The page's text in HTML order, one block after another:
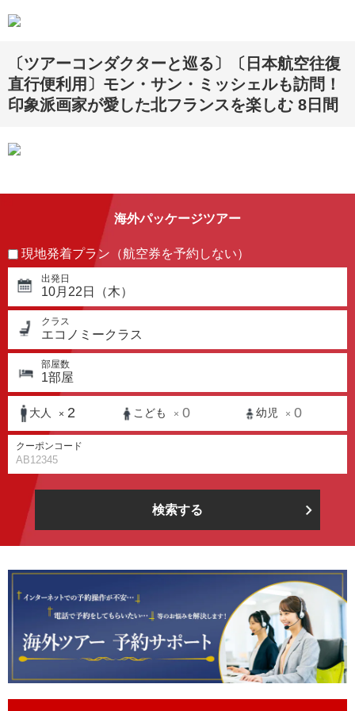
〔ツアーコンダクターと巡る〕〔日本航空往復
直行便利用〕モン・サン・ミッシェルも訪問！
印象派画家が愛した北フランスを楽しむ 8日間
海外パッケージツアー
現地発着プラン（航空券を予約しない）
出発日
10月22日（木）
クラス
エコノミークラス
部屋数
1部屋
大人 × 2 こども × 0 幼児 × 0
クーポンコード
検索する